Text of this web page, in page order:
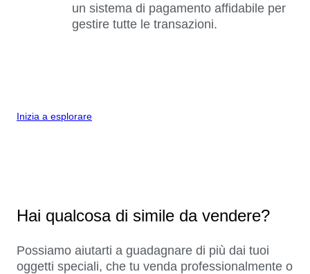
un sistema di pagamento affidabile per
gestire tutte le transazioni.
Inizia a esplorare
Hai qualcosa di simile da vendere?
Possiamo aiutarti a guadagnare di più dai tuoi
oggetti speciali, che tu venda professionalmente o